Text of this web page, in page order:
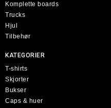
Komplette boards
Trucks
Hjul
Tilbehør
KATEGORIER
T-shirts
Skjorter
Bukser
Caps & huer